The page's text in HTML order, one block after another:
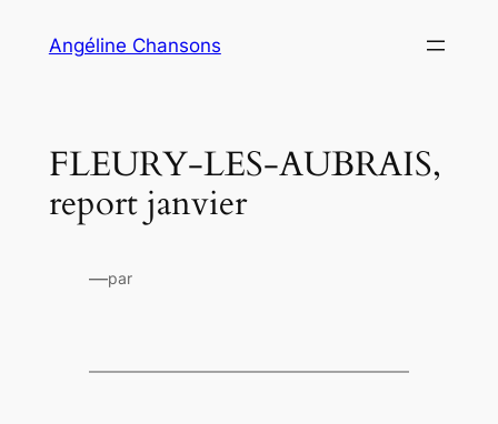
Angéline Chansons
FLEURY-LES-AUBRAIS,
report janvier
—par